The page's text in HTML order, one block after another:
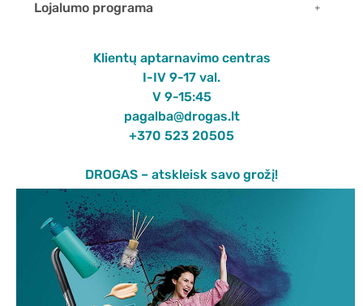
Lojalumo programa
Klientų aptarnavimo centras
I-IV 9-17 val.
V 9-15:45
pagalba@drogas.lt
+370 523 20505
DROGAS – atskleisk savo grožį!